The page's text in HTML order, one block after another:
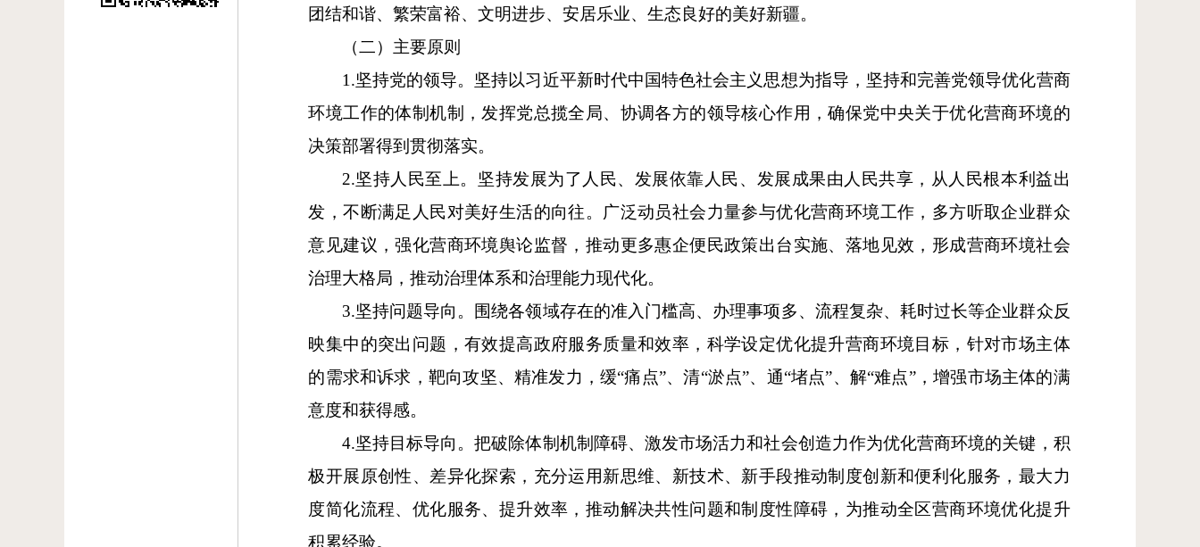
团结和谐、繁荣富裕、文明进步、安居乐业、生态良好的美好新疆。
（二）主要原则
1.坚持党的领导。坚持以习近平新时代中国特色社会主义思想为指导，坚持和完善党领导优化营商
环境工作的体制机制，发挥党总揽全局、协调各方的领导核心作用，确保党中央关于优化营商环境的
决策部署得到贯彻落实。
2.坚持人民至上。坚持发展为了人民、发展依靠人民、发展成果由人民共享，从人民根本利益出
发，不断满足人民对美好生活的向往。广泛动员社会力量参与优化营商环境工作，多方听取企业群众
意见建议，强化营商环境舆论监督，推动更多惠企便民政策出台实施、落地见效，形成营商环境社会
治理大格局，推动治理体系和治理能力现代化。
3.坚持问题导向。围绕各领域存在的准入门槛高、办理事项多、流程复杂、耗时过长等企业群众反
映集中的突出问题，有效提高政府服务质量和效率，科学设定优化提升营商环境目标，针对市场主体
的需求和诉求，靶向攻坚、精准发力，缓“痛点”、清“淤点”、通“堵点”、解“难点”，增强市场主体的满
意度和获得感。
4.坚持目标导向。把破除体制机制障碍、激发市场活力和社会创造力作为优化营商环境的关键，积
极开展原创性、差异化探索，充分运用新思维、新技术、新手段推动制度创新和便利化服务，最大力
度简化流程、优化服务、提升效率，推动解决共性问题和制度性障碍，为推动全区营商环境优化提升
积累经验。